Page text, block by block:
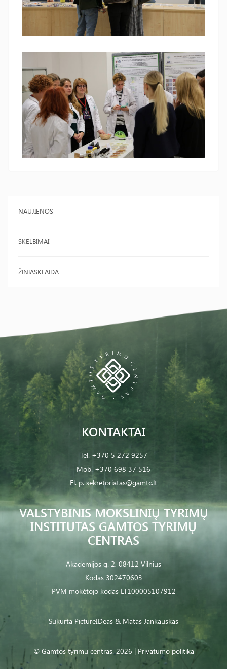
NAUJIENOS
SKELBIMAI
ŽINIASKLAIDA
VALSTYBINIS MOKSLINIŲ TYRIMŲ
INSTITUTAS GAMTOS TYRIMŲ
CENTRAS
Akademijos g. 2, 08412 Vilnius
Kodas 302470603
PVM mokėtojo kodas LT100005107912
KONTAKTAI
Tel. +370 5 272 9257
Mob. +370 698 37 516
El. p. sekretoriatas@gamtc.lt
© Gamtos tyrimų centras. 2026 | Privatumo politika
Sukurta PictureIDeas & Matas Jankauskas